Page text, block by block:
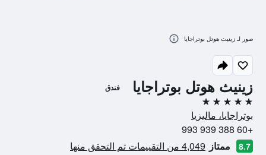
زينيث هوتل بوتراجايا فندق
5 نجوم
بوتراجايا، ماليزيا
+60 388 939 993
8.7 ممتاز 4,049 من التقييمات تم التحقق منها
صور لـ زينيث هوتل بوتراجايا